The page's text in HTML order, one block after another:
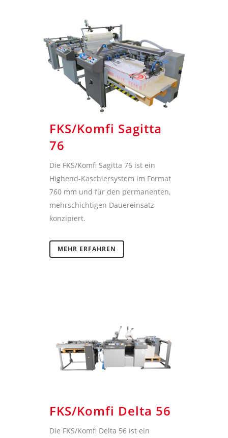
FKS/Komfi Sagitta
76
Die FKS/Komfi Sagitta 76 ist ein
Highend-Kaschiersystem im Format
760 mm und für den permanenten,
mehrschichtigen Dauereinsatz
konzipiert.
MEHR ERFAHREN
FKS/Komfi Delta 56
Die FKS/Komfi Delta 56 ist ein